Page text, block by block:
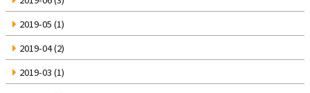
2019-05 (1)
2019-04(2)
2019-03 (1)